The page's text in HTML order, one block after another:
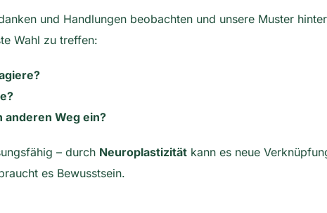
und Handlungen beobachten und unsere Muster
Wahl zu treffen:
anderen Weg ein?
– durch Neuroplastizität kann es neue
es Bewusstsein.